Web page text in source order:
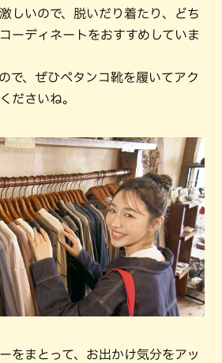
しいので、脱いだり着たり、どち
ーディネートをおすすめしていま
で、ぜひペタンコ靴を履いてアク
ださいね。
をまとって、お出かけ気分をアッ